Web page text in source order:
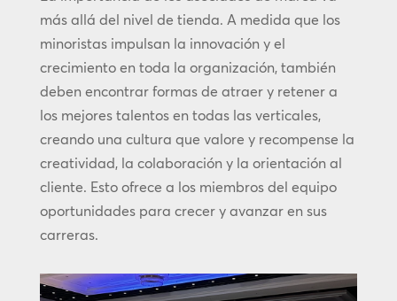
más allá del nivel de tienda. A medida que los
minoristas impulsan la innovación y el
crecimiento en toda la organización, también
deben encontrar formas de atraer y retener a
los mejores talentos en todas las verticales,
creando una cultura que valore y recompense la
creatividad, la colaboración y la orientación al
cliente. Esto ofrece a los miembros del equipo
oportunidades para crecer y avanzar en sus
carreras.